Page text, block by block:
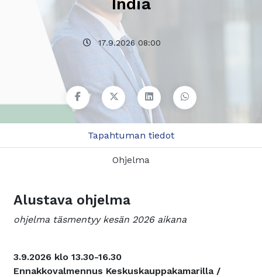
17.9.2026 08:00
Tapahtuman tiedot
Ohjelma
Alustava ohjelma
ohjelma täsmentyy kesän 2026 aikana
3.9.2026 klo 13.30-16.30
Ennakkovalmennus Keskuskauppakamarilla /